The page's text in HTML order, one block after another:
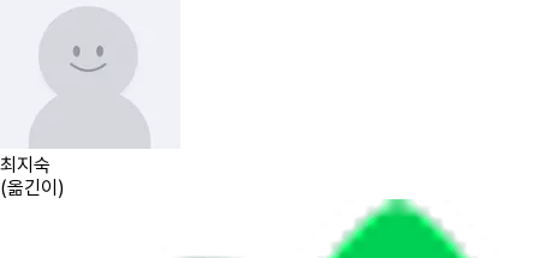
최지숙
(옮긴이 )